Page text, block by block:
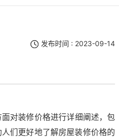
发布时间 : 2023-09-14
对装修价格进行详细阐述，包
们更好地了解房屋装修价格的